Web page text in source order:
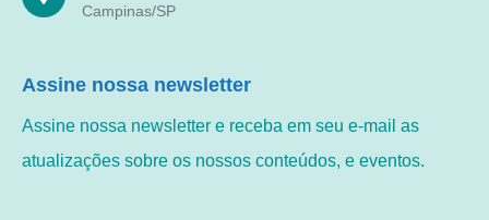
Campinas/SP
Assine nossa newsletter
Assine nossa newsletter e receba em seu e-mail as
atualizações sobre os nossos conteúdos, e eventos.